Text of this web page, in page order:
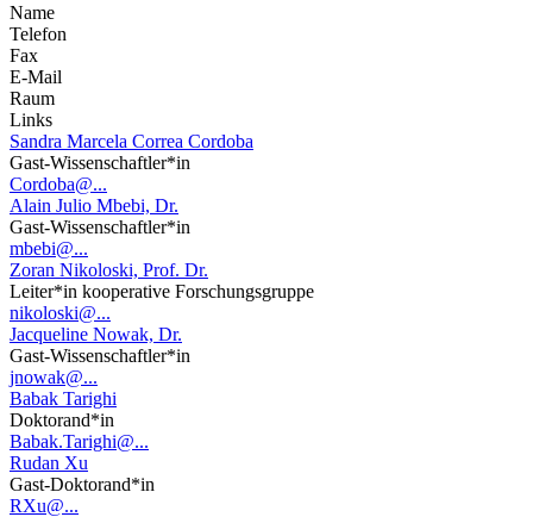
Name
Telefon
Fax
E-Mail
Raum
Links
Sandra Marcela Correa Cordoba
Gast-Wissenschaftler*in
Cordoba@...
Alain Julio Mbebi, Dr.
Gast-Wissenschaftler*in
mbebi@...
Zoran Nikoloski, Prof. Dr.
Leiter*in kooperative Forschungsgruppe
nikoloski@...
Jacqueline Nowak, Dr.
Gast-Wissenschaftler*in
jnowak@...
Babak Tarighi
Doktorand*in
Babak.Tarighi@...
Rudan Xu
Gast-Doktorand*in
RXu@...